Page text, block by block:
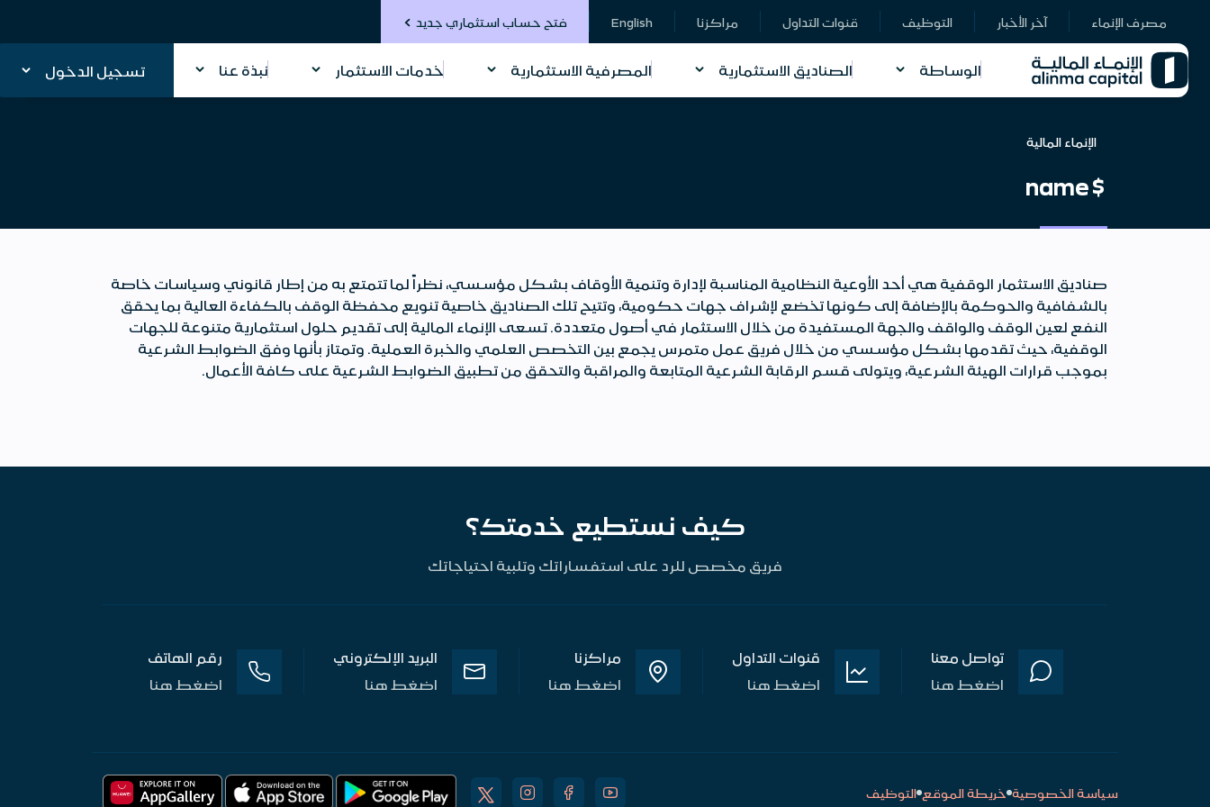
مصرف الإنماء آخر الأخبار التوظيف قنوات التداول مراكزنا English فتح حساب استثماري جديد
الوساطة الصناديق الاستثمارية المصرفية الاستثمارية خدمات الاستثمار نبذة عنا تسجيل الدخول
الإنماء المالية
$name
صناديق الاستثمار الوقفية هي أحد الأوعية النظامية المناسبة لإدارة وتنمية الأوقاف بشكل مؤسسي، نظراً لما تتمتع به من إطار قانوني وسياسات خاصة
بالشفافية والحوكمة بالإضافة إلى كونها تخضع لإشراف جهات حكومية، وتتيح تلك الصناديق خاصية تنويع محفظة الوقف بالكفاءة العالية بما يحقق
النفع لعين الوقف والواقف والجهة المستفيدة من خلال الاستثمار في أصول متعددة. تسعى الإنماء المالية إلى تقديم حلول استثمارية متنوعة للجهات
الوقفية، حيث تقدمها بشكل مؤسسي من خلال فريق عمل متمرس يجمع بين التخصص العلمي والخبرة العملية. وتمتاز بأنها وفق الضوابط الشرعية
بموجب قرارات الهيئة الشرعية، ويتولى قسم الرقابة الشرعية المتابعة والمراقبة والتحقق من تطبيق الضوابط الشرعية على كافة الأعمال.
كيف نستطيع خدمتك؟
فريق مخصص للرد على استفساراتك وتلبية احتياجاتك
تواصل معنا
اضغط هنا
قنوات التداول
اضغط هنا
مراكزنا
اضغط هنا
البريد الإلكتروني
اضغط هنا
رقم الهاتف
اضغط هنا
سياسة الخصوصية خريطة الموقع التوظيف